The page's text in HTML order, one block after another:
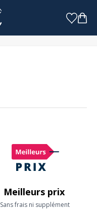
Meilleurs prix
Sans frais ni supplément